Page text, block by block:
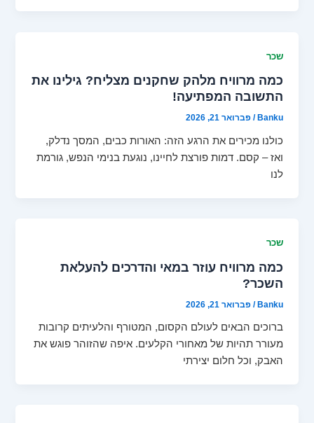
שכר
כמה מרוויח מלהק שחקנים מצליח? גילינו את
התשובה המפתיעה!
Banku
/פברואר 21, 2026
כולנו מכירים את הרגע הזה: האורות כבים, המסך נדלק,
ואז – קסם. דמות פורצת לחיינו, נוגעת בנימי הנפש, גורמת
לנו
שכר
כמה מרוויח עוזר במאי והדרכים להעלאת
השכר?
Banku
/פברואר 21, 2026
ברוכים הבאים לעולם הקסום, המטורף והלעיתים קרובות
מעורר תהיות של מאחורי הקלעים. איפה שהזוהר פוגש את
האבק, וכל חלום יצירתי